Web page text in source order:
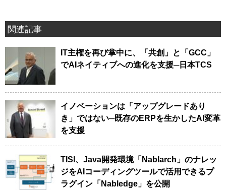
関連記事
IT主権を再び掌中に、「共創」と「GCC」
でAIネイティブへの進化を支援─日本TCS
イノベーションは「アップグレードあり
き」ではない─既存のERPを生かしたAI変革
を支援
TISI、Java開発環境「Nablarch」のナレッ
ジをAIコーディングツールで活用できるプ
ラグイン「Nabledge」を公開